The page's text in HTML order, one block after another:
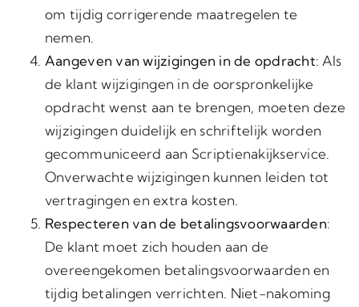
om tijdig corrigerende maatregelen te
nemen.
Aangeven van wijzigingen in de opdracht: Als
de klant wijzigingen in de oorspronkelijke
opdracht wenst aan te brengen, moeten deze
wijzigingen duidelijk en schriftelijk worden
gecommuniceerd aan Scriptienakijkservice.
Onverwachte wijzigingen kunnen leiden tot
vertragingen en extra kosten.
Respecteren van de betalingsvoorwaarden:
De klant moet zich houden aan de
overeengekomen betalingsvoorwaarden en
tijdig betalingen verrichten. Niet-nakoming